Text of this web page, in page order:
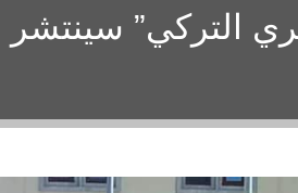
التركي” سينتشر